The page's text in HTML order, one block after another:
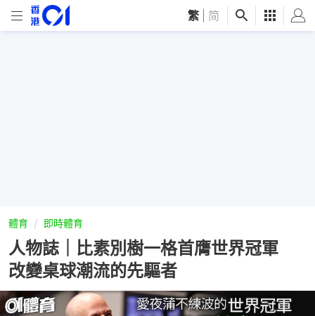
繁 简
體育 即時體育
人物誌｜比素別樹一格首膺世界冠軍
改變桌球潮流的先驅者